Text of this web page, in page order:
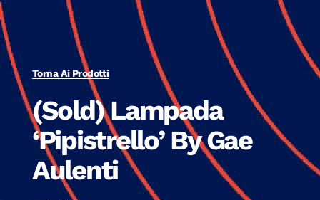
Torna Ai Prodotti
(Sold) Lampada
‘Pipistrello’ By Gae
Aulenti